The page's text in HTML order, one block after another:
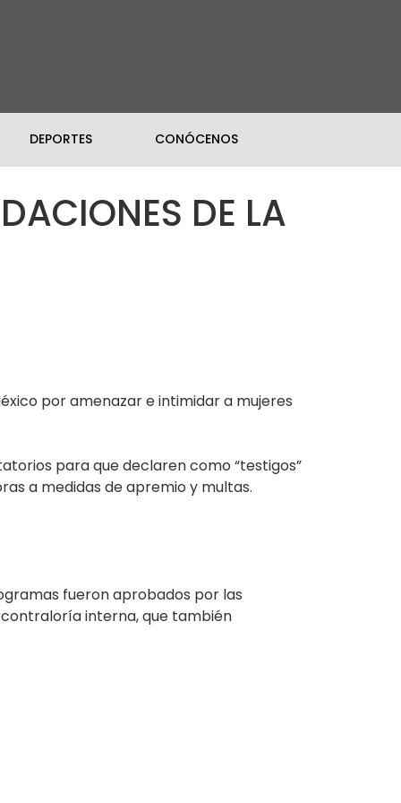
DEPORTES CONÓCENOS
DE LA
por amenazar e intimidar a mujeres
para que declaren como “testigos”
a medidas de apremio y multas.
fueron aprobados por las
interna, que también